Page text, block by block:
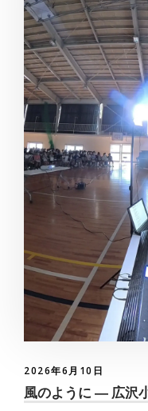
2026年6月10日
風のように ― 広沢